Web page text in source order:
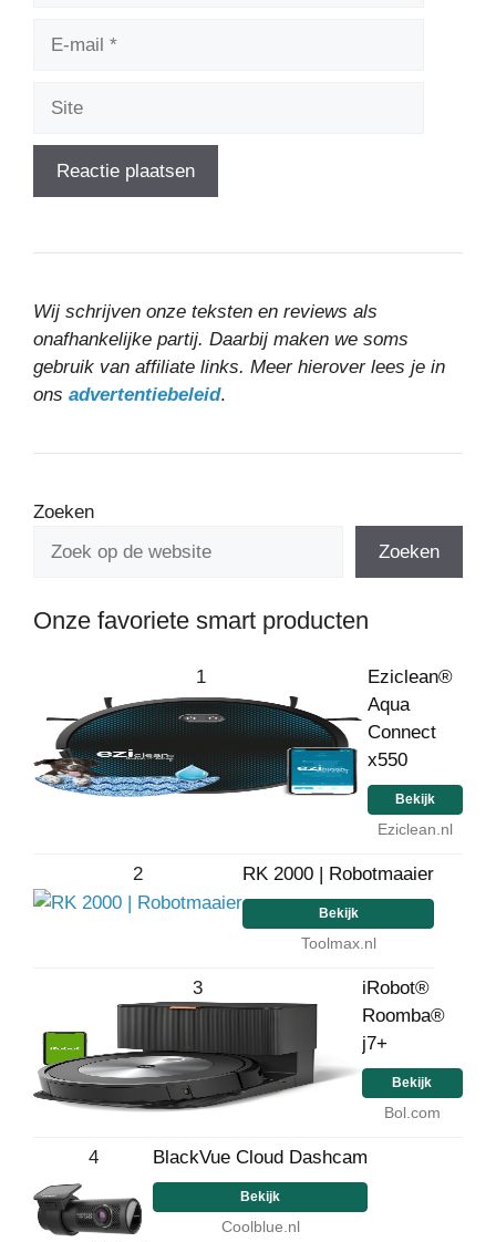
Wij schrijven onze teksten en reviews als
onafhankelijke partij. Daarbij maken we soms
gebruik van affiliate links. Meer hierover lees je in
ons advertentiebeleid.
Zoeken
Zoeken
Onze favoriete smart producten
1
Eziclean®
Aqua
Connect
x550
Bekijk
Eziclean.nl
2 RK 2000 | Robotmaaier
Bekijk
Toolmax.nl
3
iRobot®
Roomba®
j7+
Bekijk
Bol.com
4 BlackVue Cloud Dashcam
Bekijk
Coolblue.nl